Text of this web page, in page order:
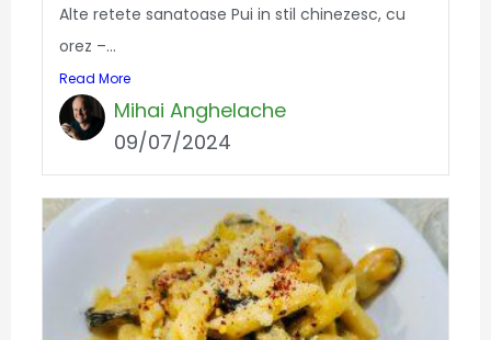
Alte retete sanatoase Pui in stil chinezesc, cu
orez –...
Read More
Mihai Anghelache
09/07/2024